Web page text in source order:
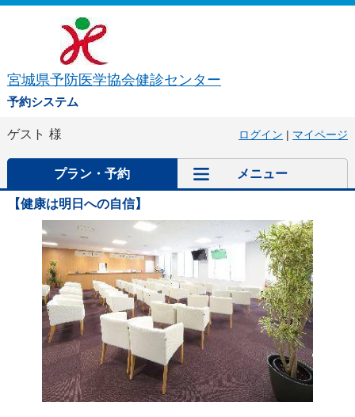
宮城県予防医学協会健診センター
予約システム
ゲスト 様 ログイン | マイページ
プラン・予約 メニュー
【健康は明日への自信】